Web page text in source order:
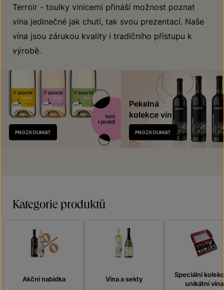
Terroir - toulky vinicemi přináší možnost poznat
vína jedinečné jak chutí, tak svou prezentací. Naše
vína jsou zárukou kvality i tradičního přístupu k
výrobě.
Nově
v prodeji
PROZKOUMAT
Pekelná
kolekce vín
PROZKOUMAT
Kategorie produktů
Akční nabídka Vína a sekty
Speciální
unikátní vína